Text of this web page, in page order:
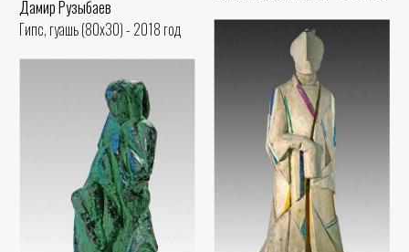
Дамир Рузыбаев
Гипс, гуашь (80x30) - 2018 год